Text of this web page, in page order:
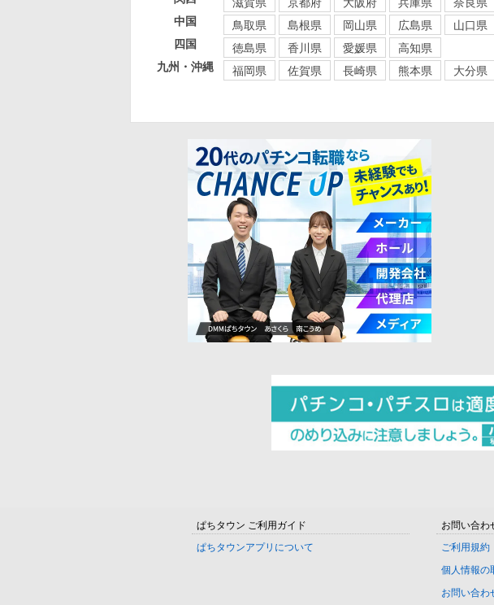
中国
鳥取県 島根県 岡山県 広島県
山口県
四国
徳島県 香川県 愛媛県
高知県
九州・沖縄
福岡県 佐賀県 長崎県 熊本県 大分県
ぱちタウン ご利用ガイド
ぱちタウンアプリについて
お問い合わ
ご利用規約
個人情報の
お問い合わ